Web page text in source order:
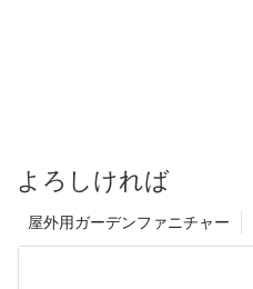
よろしければ
屋外用ガーデンファニチャー